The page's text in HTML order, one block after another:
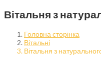
Вітальня з
Головна сторінка
Вітальні
Вітальня з